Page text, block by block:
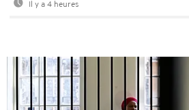
Il y a 4 heures